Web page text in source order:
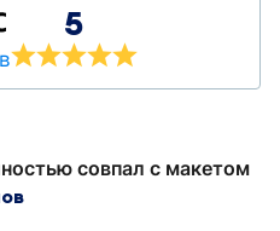
5
совпал с макетом